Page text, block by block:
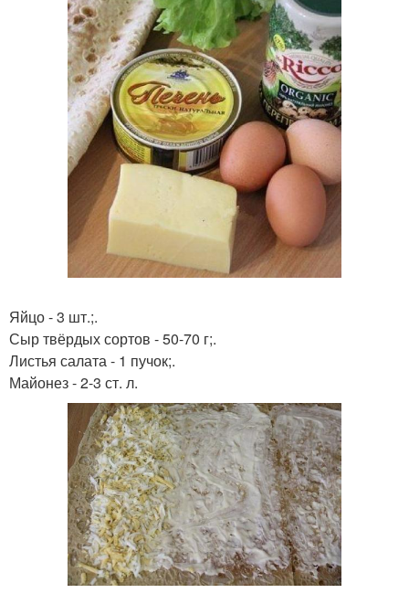
Яйцо - 3 шт.;.
Сыр твёрдых сортов - 50-70 г;.
Листья салата - 1 пучок;.
Майонез - 2-3 ст. л.